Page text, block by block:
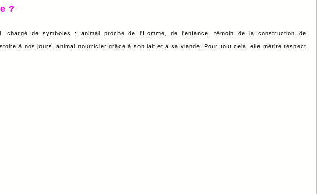
?
chargé de symboles : animal proche de l'Homme, de l'enfance, témoin de la construction de
à nos jours, animal nourricier grâce à son lait et à sa viande. Pour tout cela, elle mérite respect